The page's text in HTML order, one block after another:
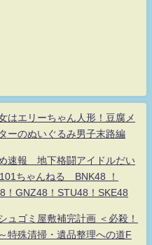
エリーちゃん人形！豆腐メ
ーのぬいぐるみ男子末路編
速報 地下格闘アイドルだい
ちゃんねる BNK48 ！
！GNZ48！STU48！SKE48
ュゴミ屋敷補完計画 ＜必殺！
特殊清掃・遺品整理への道F